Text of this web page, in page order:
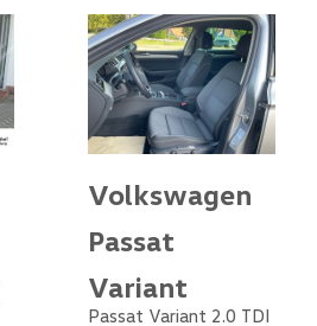
Volkswagen
Passat
Variant
Passat Variant 2.0 TDI